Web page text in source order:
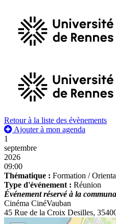
Retour à la liste des évènements
Ajouter à mon agenda
1
septembre
2026
09:00
Thématique : Formation /
Type d'événement : Réunion
Événement réservé à la
Cinéma CinéVauban
45 Rue de la Croix Desilles,